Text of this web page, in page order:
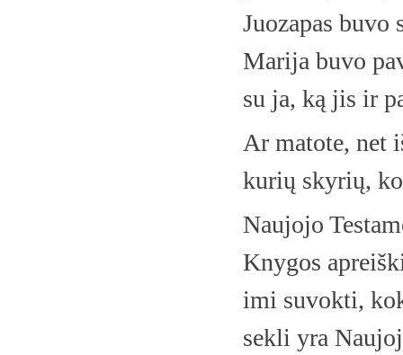
Juozapas
Marija buvo
su ja, ką jis ir
Ar matote, net
kurių skyrių,
Naujojo
Knygos
imi suvokti,
sekli yra